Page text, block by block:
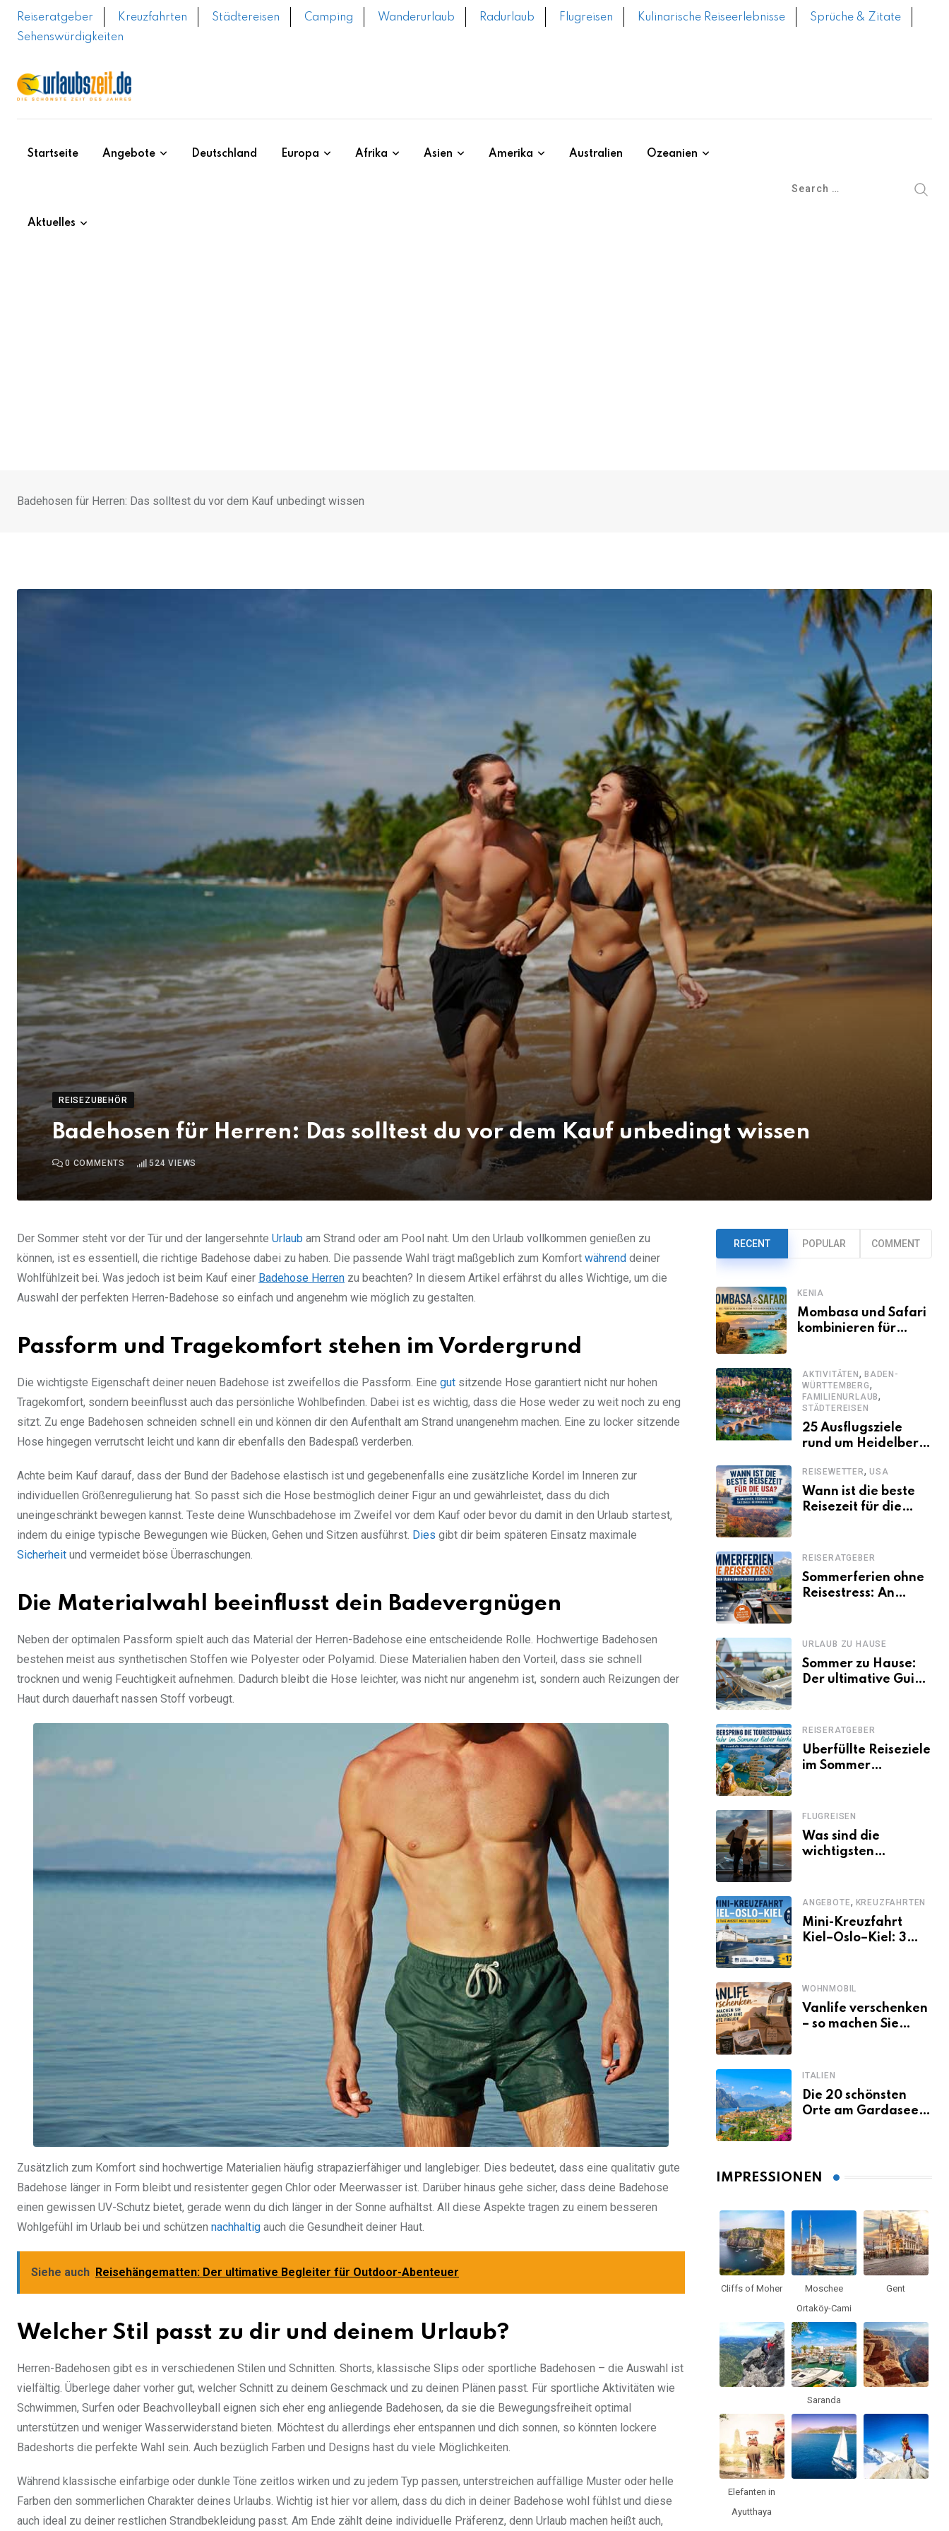
Reiseratgeber Kreuzfahrten Städtereisen Camping Wanderurlaub Radurlaub Flugreisen Kulinarische Reiseerlebnisse
Sprüche & Zitate
Sehenswürdigkeiten
Startseite Angebote Deutschland Europa Afrika Asien Amerika Australien Ozeanien
Aktuelles
Badehosen für Herren: Das solltest du vor dem Kauf unbedingt wissen
REISEZUBEHÖR
Badehosen für Herren: Das solltest du vor dem Kauf unbedingt wissen
0 COMMENTS 524 VIEWS
Der Sommer steht vor der Tür und der langersehnte Urlaub am Strand oder am Pool naht. Um den Urlaub vollkommen genießen zu
können, ist es essentiell, die richtige Badehose dabei zu haben. Die passende Wahl trägt maßgeblich zum Komfort während deiner
Wohlfühlzeit bei. Was jedoch ist beim Kauf einer Badehose Herren zu beachten? In diesem Artikel erfährst du alles Wichtige, um die
Auswahl der perfekten Herren-Badehose so einfach und angenehm wie möglich zu gestalten.
Passform und Tragekomfort stehen im Vordergrund
Die wichtigste Eigenschaft deiner neuen Badehose ist zweifellos die Passform. Eine gut sitzende Hose garantiert nicht nur hohen
Tragekomfort, sondern beeinflusst auch das persönliche Wohlbefinden. Dabei ist es wichtig, dass die Hose weder zu weit noch zu eng
sitzt. Zu enge Badehosen schneiden schnell ein und können dir den Aufenthalt am Strand unangenehm machen. Eine zu locker sitzende
Hose hingegen verrutscht leicht und kann dir ebenfalls den Badespaß verderben.
Achte beim Kauf darauf, dass der Bund der Badehose elastisch ist und gegebenenfalls eine zusätzliche Kordel im Inneren zur
individuellen Größenregulierung hat. So passt sich die Hose bestmöglich deiner Figur an und gewährleistet, dass du dich
uneingeschränkt bewegen kannst. Teste deine Wunschbadehose im Zweifel vor dem Kauf oder bevor du damit in den Urlaub startest,
indem du einige typische Bewegungen wie Bücken, Gehen und Sitzen ausführst. Dies gibt dir beim späteren Einsatz maximale
Sicherheit und vermeidet böse Überraschungen.
Die Materialwahl beeinflusst dein Badevergnügen
Neben der optimalen Passform spielt auch das Material der Herren-Badehose eine entscheidende Rolle. Hochwertige Badehosen
bestehen meist aus synthetischen Stoffen wie Polyester oder Polyamid. Diese Materialien haben den Vorteil, dass sie schnell
trocknen und wenig Feuchtigkeit aufnehmen. Dadurch bleibt die Hose leichter, was nicht nur angenehm ist, sondern auch Reizungen der
Haut durch dauerhaft nassen Stoff vorbeugt.
Zusätzlich zum Komfort sind hochwertige Materialien häufig strapazierfähiger und langlebiger. Dies bedeutet, dass eine qualitativ gute
Badehose länger in Form bleibt und resistenter gegen Chlor oder Meerwasser ist. Darüber hinaus gehe sicher, dass deine Badehose
einen gewissen UV-Schutz bietet, gerade wenn du dich länger in der Sonne aufhältst. All diese Aspekte tragen zu einem besseren
Wohlgefühl im Urlaub bei und schützen nachhaltig auch die Gesundheit deiner Haut.
Siehe auch Reisehängematten: Der ultimative Begleiter für Outdoor-Abenteuer
Welcher Stil passt zu dir und deinem Urlaub?
Herren-Badehosen gibt es in verschiedenen Stilen und Schnitten. Shorts, klassische Slips oder sportliche Badehosen – die Auswahl ist
vielfältig. Überlege daher vorher gut, welcher Schnitt zu deinem Geschmack und zu deinen Plänen passt. Für sportliche Aktivitäten wie
Schwimmen, Surfen oder Beachvolleyball eignen sich eher eng anliegende Badehosen, da sie die Bewegungsfreiheit optimal
unterstützen und weniger Wasserwiderstand bieten. Möchtest du allerdings eher entspannen und dich sonnen, so könnten lockere
Badeshorts die perfekte Wahl sein. Auch bezüglich Farben und Designs hast du viele Möglichkeiten.
Während klassische einfarbige oder dunkle Töne zeitlos wirken und zu jedem Typ passen, unterstreichen auffällige Muster oder helle
Farben den sommerlichen Charakter deines Urlaubs. Wichtig ist hier vor allem, dass du dich in deiner Badehose wohl fühlst und diese
auch ideal zu deiner restlichen Strandbekleidung passt. Am Ende zählt deine individuelle Präferenz, denn Urlaub machen heißt auch,
RECENT POPULAR COMMENT
KENIA
Mombasa und Safari
kombinieren für
Kenia-Urlaub
AKTIVITÄTEN, BADEN-
WÜRTTEMBERG,
FAMILIENURLAUB,
STÄDTEREISEN
25 Ausflugsziele
rund um Heidelberg,
sollte
REISEWETTER, USA
Wann ist die beste
Reisezeit für die
saisonale
Besonderheiten
REISERATGEBER
Sommerferien ohne
Reisestress: An
losfahren
URLAUB ZU HAUSE
Sommer zu Hause:
Der ultimative Guide
REISERATGEBER
Überfüllte Reiseziele
im Sommer
zu Mallorca,
Santorini, Gardasee
& Co.
FLUGREISEN
Was sind die
wichtigsten
ANGEBOTE, KREUZFAHRTEN
Mini-Kreuzfahrt
Kiel–Oslo–Kiel: 3
WOHNMOBIL
Vanlife verschenken
– so machen Sie
ITALIEN
Die 20 schönsten
Orte am Gardasee,
IMPRESSIONEN
Cliffs of Moher
Moschee
Ortaköy-Cami
Gent
Saranda
Elefanten in
Ayutthaya